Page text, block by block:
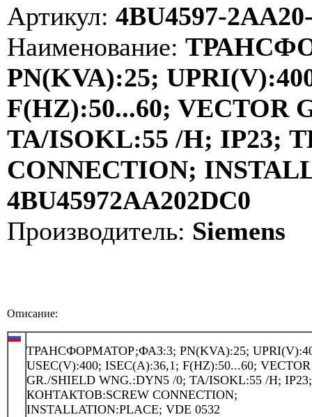
Артикул: 4BU4597-
Наименование:
PN(KVA):25;
F(HZ):50...60; VECTOR
TA/ISOKL:55 /H;
CONNECTION;
4BU45972AA202DC0
Производитель: Siemens
Описание:
ТРАНСФОРМАТОР;ФАЗ:3; PN(KVA):25;
USEC(V):400; ISEC(A):36,1; F(HZ):50...60; VECTOR
GR./SHIELD WNG.:DYN5 /0; TA/ISOKL:55 /H;
КОНТАКТОВ:SCREW CONNECTION;
INSTALLATION:PLACE; VDE 0532